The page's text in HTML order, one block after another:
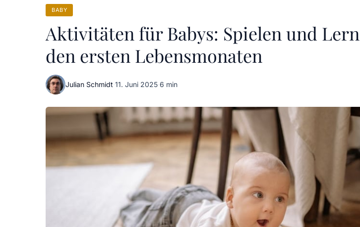
BABY
Aktivitäten für Babys: Spielen und
den ersten Lebensmonaten
Julian Schmidt·11. Juni 2025·6 min